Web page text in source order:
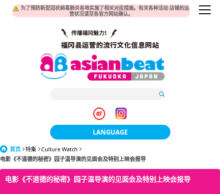
为了预防新型冠状病毒肺炎各地实施了相关对应措施。有关各种活动·店铺的运
营状况请至各官方网站确认。
LANGUAGE
한국어
首页 特集
Culture Watch
电影《不道德的秘密》园子温导演的见面会及特别上映会报导
电影《不道德的秘密》园子温导演的见面会及特别上映会报导